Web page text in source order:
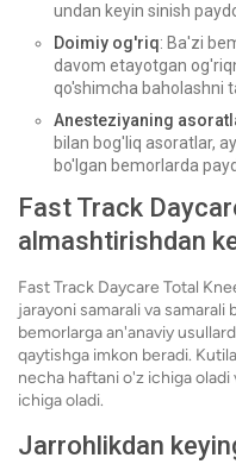
undan keyin sinish
Doimiy og'riq: Ba'zi
davom etayotgan
qo'shimcha baholashni
Anesteziyaning
bilan bog'liq asoratlar,
bo'lgan bemorlarda
Fast Track
almashtirishdan
Fast Track Daycare Total
jarayoni samarali va
bemorlarga an'anaviy
qaytishga imkon beradi.
necha haftani o'z ichiga
ichiga oladi.
Jarrohlikdan